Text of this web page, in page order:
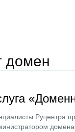
домен
Руцентра